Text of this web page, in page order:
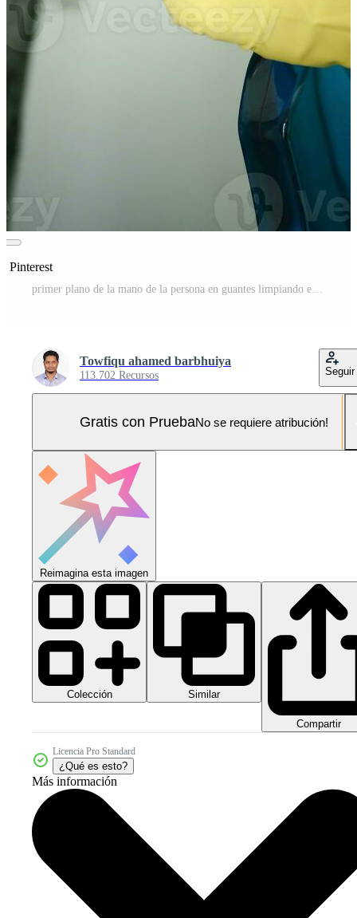
Pinterest
primer plano de la mano de la persona en guantes limpiando el cristal de la ventana Foto Pro
Towfiqu ahamed barbhuiya
113.702 Recursos Seguir
Gratis con PruebaNo se requiere atribución!
Reimagina esta imagen
Colección Similar
Compartir
Licencia Pro Standard
¿Qué es esto?
Más información